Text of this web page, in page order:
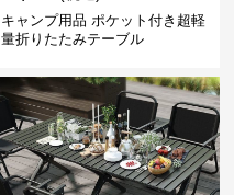
キャンプ用品 ポケット付き超軽
量折りたたみテーブル